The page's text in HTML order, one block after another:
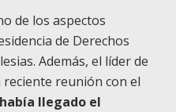
de los aspectos
de Derechos
Además, el líder de
reunión con el
había llegado el